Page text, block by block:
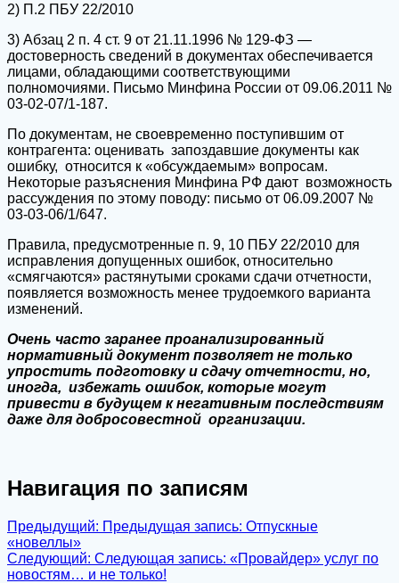
2) П.2 ПБУ 22/2010
3) Абзац 2 п. 4 ст. 9 от 21.11.1996 № 129‑ФЗ —
достоверность сведений в документах обеспечивается
лицами, обладающими соответствующими
полномочиями. Письмо Минфина России от 09.06.2011 №
03‑02‑07/1-187.
По документам, не своевременно поступившим от
контрагента: оценивать запоздавшие документы как
ошибку, относится к «обсуждаемым» вопросам.
Некоторые разъяснения Минфина РФ дают возможность
рассуждения по этому поводу: письмо от 06.09.2007 №
03‑03‑06/1/647.
Правила, предусмотренные п. 9, 10 ПБУ 22/2010 для
исправления допущенных ошибок, относительно
«смягчаются» растянутыми сроками сдачи отчетности,
появляется возможность менее трудоемкого варианта
изменений.
Очень часто заранее проанализированный
нормативный документ позволяет не только
упростить подготовку и сдачу отчетности, но,
иногда, избежать ошибок, которые могут
привести в будущем к негативным последствиям
даже для добросовестной организации.
Навигация по записям
Предыдущий: Предыдущая запись: Отпускные
«новеллы»
Следующий: Следующая запись: «Провайдер» услуг по
новостям… и не только!